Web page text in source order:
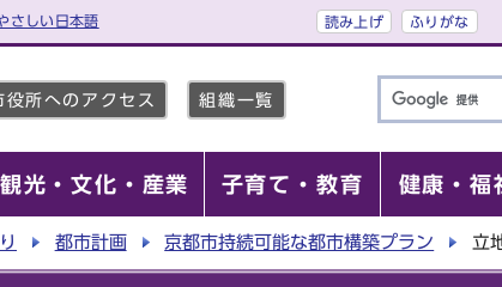
さしい日本語 読み上げ ふりがな
役所へのアクセス 組織一覧
観光・文化・産業 子育て・教育 健康・福
都市計画 京都市持続可能な都市構築プラン 立